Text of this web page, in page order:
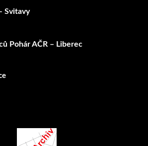
Svitavy
Pohár AČR – Liberec